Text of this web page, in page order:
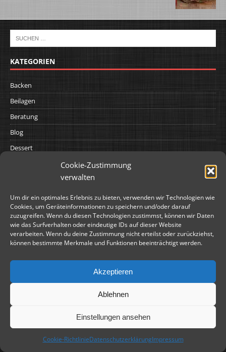
Cookie-Zustimmung
verwalten
Um dir ein optimales Erlebnis zu bieten, verwenden wir Technologien wie
Cookies, um Geräteinformationen zu speichern und/oder darauf
zuzugreifen. Wenn du diesen Technologien zustimmst, können wir Daten
wie das Surfverhalten oder eindeutige IDs auf dieser Website
verarbeiten. Wenn du deine Zustimmung nicht erteilst oder zurückziehst,
können bestimmte Merkmale und Funktionen beeinträchtigt werden.
Akzeptieren
Ablehnen
Einstellungen ansehen
Cookie-RichtlinieDatenschutzerklärungImpressum
KATEGORIEN
Backen
Beilagen
Beratung
Blog
Dessert
Dips/Dressings/Soßen
Feuerplatte
Grillen
Kochen
Marinaden/Rubs/Gewürze
Sonstiges
HINWEIS ZU PARTNERLINKS
Mit * gekennzeichnete Links sind sogenannte Werbe- oder
Affiliatelinks. Ebenso die Verlinkung der Partnerseiten.